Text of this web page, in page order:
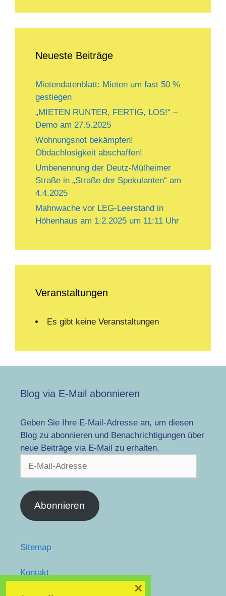
Neueste Beiträge
Mietendatenblatt: Mieten um fast 50 %
gestiegen
„MIETEN RUNTER, FERTIG, LOS!“ –
Demo am 27.5.2025
Wohnungsnot bekämpfen!
Obdachlosigkeit abschaffen!
Umbenennung der Deutz-Mülheimer
Straße in „Straße der Spekulanten“ am
4.4.2025
Mahnwache vor LEG-Leerstand in
Höhenhaus am 1.2.2025 um 11:11 Uhr
Veranstaltungen
Es gibt keine Veranstaltungen
Blog via E-Mail abonnieren
Geben Sie Ihre E-Mail-Adresse an, um diesen
Blog zu abonnieren und Benachrichtigungen über
neue Beiträge via E-Mail zu erhalten.
Abonnieren
Sitemap
Kontakt
×